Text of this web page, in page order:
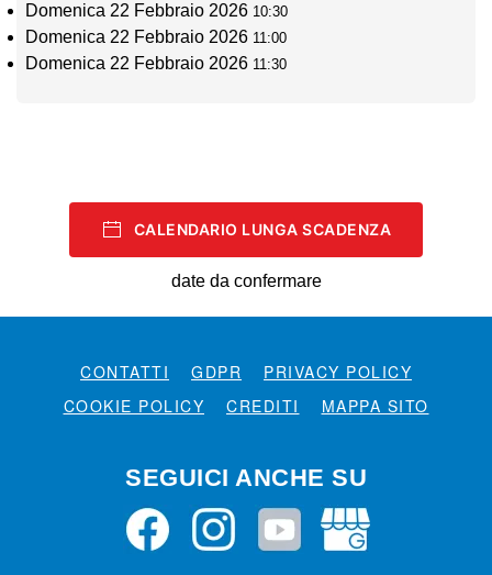
Domenica 22 Febbraio 2026 10:30
Domenica 22 Febbraio 2026 11:00
Domenica 22 Febbraio 2026 11:30
CALENDARIO LUNGA SCADENZA
date da confermare
CONTATTI GDPR
PRIVACY POLICY
COOKIE POLICY
CREDITI MAPPA SITO
SEGUICI ANCHE SU